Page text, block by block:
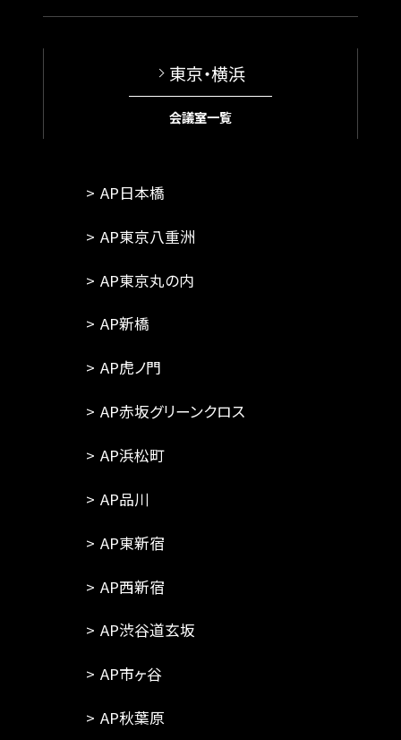
東京・横浜
会議室一覧
AP日本橋
AP東京八重洲
AP東京丸の内
AP新橋
AP虎ノ門
AP赤坂グリーンクロス
AP浜松町
AP品川
AP東新宿
AP西新宿
AP渋谷道玄坂
AP市ヶ谷
AP秋葉原